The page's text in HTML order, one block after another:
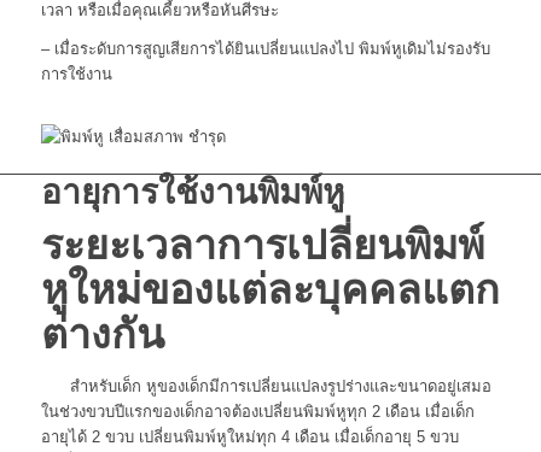
เวลา หรือเมื่อคุณเคี้ยวหรือหันศีรษะ
– เมื่อระดับการสูญเสียการได้ยินเปลี่ยนแปลงไป พิมพ์หูเดิมไม่รองรับ
การใช้งาน
อายุการใช้งานพิมพ์หู
ระยะเวลาการเปลี่ยนพิมพ์
หูใหม่ของแต่ละบุคคลแตก
ต่างกัน
สำหรับเด็ก หูของเด็กมีการเปลี่ยนแปลงรูปร่างและขนาดอยู่เสมอ
ในช่วงขวบปีแรกของเด็กอาจต้องเปลี่ยนพิมพ์หูทุก 2 เดือน เมื่อเด็ก
อายุได้ 2 ขวบ เปลี่ยนพิมพ์หูใหม่ทุก 4 เดือน เมื่อเด็กอายุ 5 ขวบ